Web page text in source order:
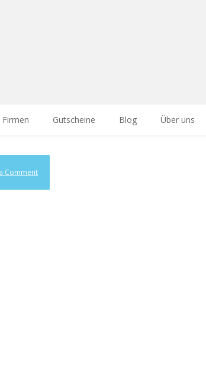
Gutscheine Blog Über uns
Comment